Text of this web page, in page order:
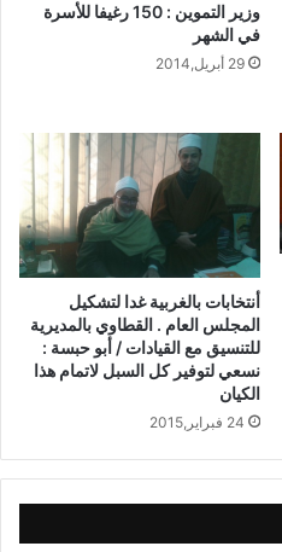
وزير التموين : 150 رغيفا للأسرة
في الشهر
29 أبريل,2014
أنتخابات بالغربية غدا لتشكيل
المجلس العام . القطاوي بالمديرية
للتنسيق مع القيادات / أبو حبسة :
نسعي لتوفير كل السبل لاتمام هذا
الكيان
24 فبراير,2015